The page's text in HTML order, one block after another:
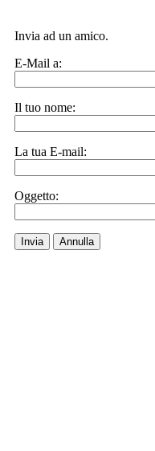
Invia ad un amico.
E-Mail a:
Il tuo nome:
La tua E-mail:
Oggetto:
Invia Annulla